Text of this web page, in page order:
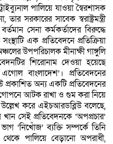
পালিয়ে যাওয়া স্বৈরশাসক
তার সরকারের সাবেক স্বরাষ্ট্রমন্ত্রী
সেনা কর্মকর্তাদের বিরুদ্ধে
এক প্রতিবেদনে প্রতিক্রিয়া
উপপরিচালক মীনাক্ষী গাঙ্গুলি
শিরোনাম দেওয়া হয়েছে
বাংলাদেশ’। প্রতিবেদনের
অন্য একটি প্রতিবেদনের
গোপনে আটক রাখা ও গুম করা নিয়ে
উল্লেখ করে এইচআরডব্লিউ বলেছে,
খান সেই প্রতিবেদনকে ‘অপপ্রচার’
‘নিখোঁজ’ ব্যক্তি সম্পর্কে তিনি
থেকে পালিয়ে বেড়ানো অপরাধী,